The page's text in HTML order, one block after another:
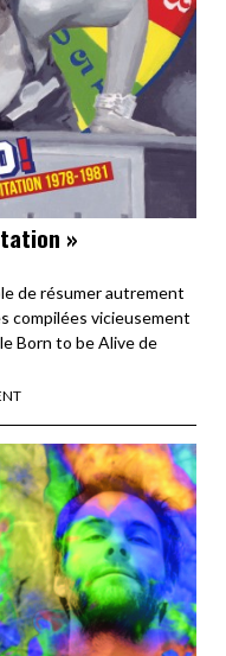
»
de résumer autrement
compilées vicieusement
Born to be Alive de